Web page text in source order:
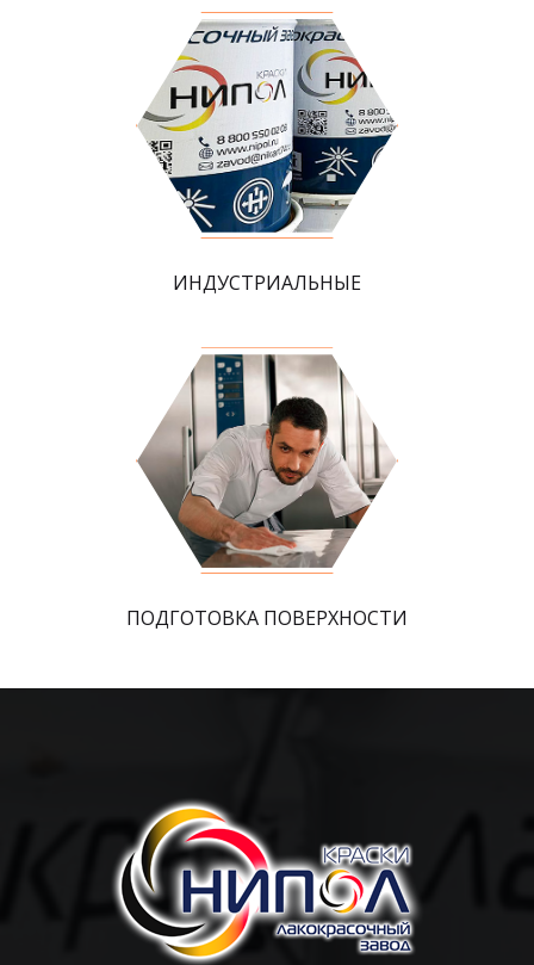
ИНДУСТРИАЛЬНЫЕ
ПОДГОТОВКА ПОВЕРХНОСТИ